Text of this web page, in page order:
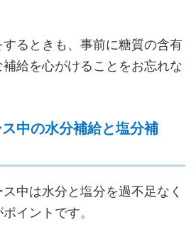
るときも、事前に糖質の含有
給を心がけることをお忘れな
中の水分補給と塩分補
中は水分と塩分を過不足なく
イントです。